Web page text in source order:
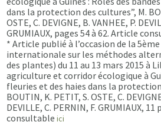
dans la protection des cultures”, M.
OSTE, C. DEVIGNE, B. VANHEE, P.
GRUMIAUX, pages 54 à 62. Article
* Article publié à l’occasion de la
internationale sur les méthodes
des plantes) du 11 au 13 mars 2015 à
agriculture et corridor écologique à
fleuries et des haies dans la
BOUTIN, K. PETIT, S. OSTE, C.
DEVILLE, C. PERNIN, F. GRUMIAUX,
consultableici